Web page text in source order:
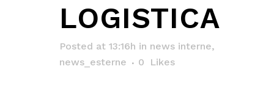
LOGISTICA
Posted at 13:16h in news interne,
news_esterne
0 Likes